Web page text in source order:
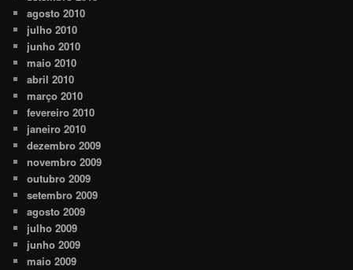
agosto 2010
julho 2010
junho 2010
maio 2010
abril 2010
março 2010
fevereiro 2010
janeiro 2010
dezembro 2009
novembro 2009
outubro 2009
setembro 2009
agosto 2009
julho 2009
junho 2009
maio 2009